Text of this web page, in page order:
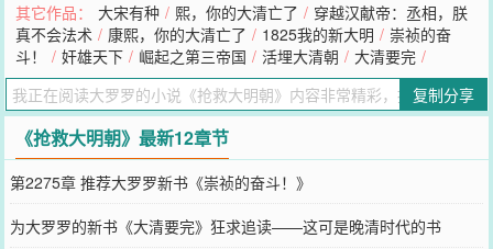
帝，全天下的逆贼、鞑子、奸臣、刁民一定会想念朕的！——大明崇
祯皇帝于明孝陵前，痛哭流涕。我冤枉啊！我洪承畴真的不是朱贼慈
烺的内应，我对大清可是一片忠心啊！——大清兵部尚书洪承畴在刑
场之上，大声疾呼。父皇别跑，儿臣孝顺！——这是被某个来自21世
纪的老实孩子灵魂附体的大明太子朱慈烺拎着宝剑，追赶崇祯皇帝时
的真心话。书友群：431301049
您要是觉得《抢救大明朝》还不错的话请不要忘记向您QQ群和微博微
信里的朋友推荐哦！
其它作品： 大宋有种 / 熙，你的大清亡了 / 穿越汉献帝：丞相，朕
真不会法术 / 康熙，你的大清亡了 / 1825我的新大明 / 崇祯的奋
斗！
/ 奸雄天下 / 崛起之第三帝国 / 活埋大清朝 / 大清要完 /
复制分享
《抢救大明朝》最新12章节
第2275章 推荐大罗罗新书《崇祯的奋斗！》
为大罗罗的新书《大清要完》狂求追读——这可是晚清时代的书